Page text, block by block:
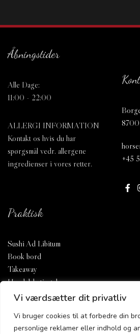
Vi værdsætter dit privatliv
Vi bruger cookies til at forbedre din
personlige reklamer eller indhold og
Åbningstider
Alle Dage:
11:00 - 22:00
ALLERGI INFORMATION
Kontakt os hvis du har
spørgsmål vedr. allergene
ingredienser i vores retter.
8700
+45
Praktisk
Sushi Ad Libitum
Book bord
Takeaway
Handelsbetingelser
Privatlivs- og cookiepolitik